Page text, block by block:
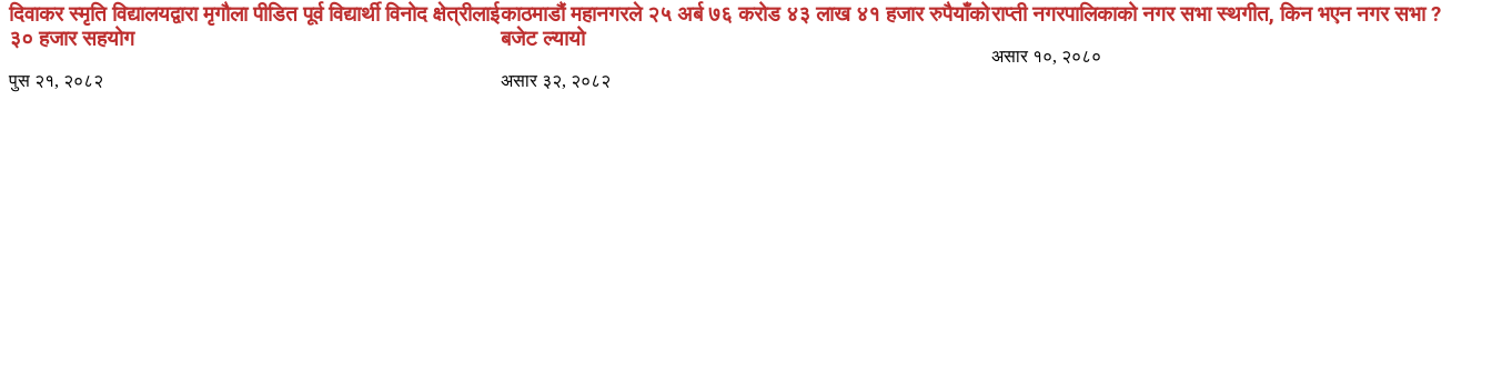
दिवाकर स्मृति विद्यालयद्वारा मृगौला पीडित पूर्व विद्यार्थी विनोद क्षेत्रीलाई
३० हजार सहयोग
पुस २१, २०८२
काठमाडौं महानगरले २५ अर्ब ७६ करोड ४३ लाख ४१ हजार रुपैयाँको
बजेट ल्यायो
असार ३२, २०८२
राप्ती नगरपालिकाको नगर सभा स्थगीत, किन भएन नगर सभा ?
असार १०, २०८०